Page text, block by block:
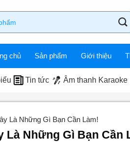
chủ Sản phẩm Giới thiệu
Tin tức Âm thanh Karaoke
Là Những Gì Bạn Cần Làm!
Những Gì Bạn Cần